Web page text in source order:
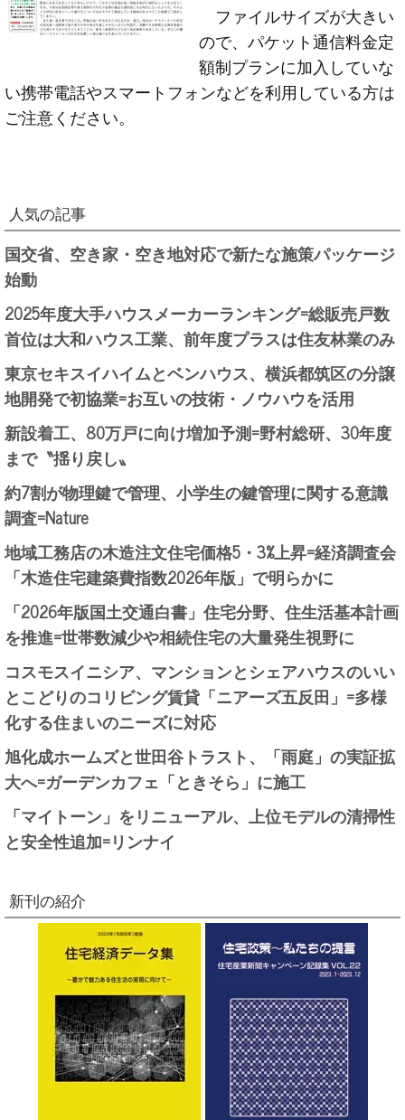
ファイルサイズが大きい
ので、パケット通信料金定
額制プランに加入していな
い携帯電話やスマートフォンなどを利用している方は
ご注意ください。
人気の記事
国交省、空き家・空き地対応で新たな施策パッケージ
始動
2025年度大手ハウスメーカーランキング=総販売戸数
首位は大和ハウス工業、前年度プラスは住友林業のみ
東京セキスイハイムとベンハウス、横浜都筑区の分譲
地開発で初協業=お互いの技術・ノウハウを活用
新設着工、80万戸に向け増加予測=野村総研、30年度
まで〝揺り戻し〟
約7割が物理鍵で管理、小学生の鍵管理に関する意識
調査=Nature
地域工務店の木造注文住宅価格5・3%上昇=経済調査会
「木造住宅建築費指数2026年版」で明らかに
「2026年版国土交通白書」住宅分野、住生活基本計画
を推進=世帯数減少や相続住宅の大量発生視野に
コスモスイニシア、マンションとシェアハウスのいい
とこどりのコリビング賃貸「ニアーズ五反田」=多様
化する住まいのニーズに対応
旭化成ホームズと世田谷トラスト、「雨庭」の実証拡
大へ=ガーデンカフェ「ときそら」に施工
「マイトーン」をリニューアル、上位モデルの清掃性
と安全性追加=リンナイ
新刊の紹介